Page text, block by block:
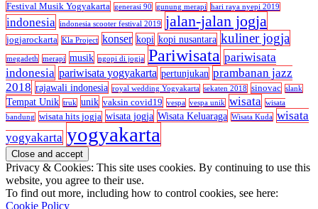
Festival Musik Yogyakarta generasi 90 gunung merapi hari raya nyepi 2019
indonesia indonesia scooter festival 2019 jalan-jalan jogja
jogjarockarta Kla Project konser kopi kopi nusantara kuliner jogja
megadeth merapi musik ngopi di jogja Pariwisata pariwisata
indonesia pariwisata yogyakarta pertunjukan prambanan jazz
2018 rajawali indonesia royal wedding Yogyakarta sekaten 2018 sinovac slank
Tempat Unik truk unik vaksin covid19 vespa vespa unik wisata wisata
bandung
wisata hits jogja wisata jogja Wisata Keluaraga Wisata Kuda wisata
yogyakarta yogyakarta
Privacy & Cookies: This site uses cookies. By continuing to use this
website, you agree to their use.
To find out more, including how to control cookies, see here:
Cookie Policy